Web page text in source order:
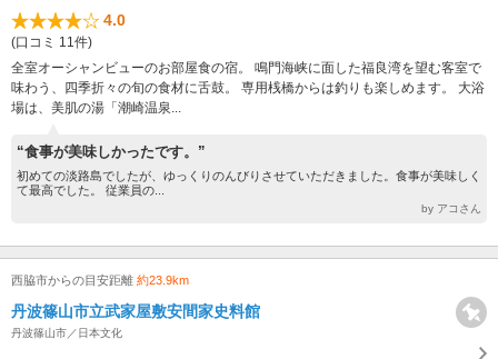
4.0
(口コミ 11件)
全室オーシャンビューのお部屋食の宿。 鳴門海峡に面した福良湾を望む客室で
味わう、四季折々の旬の食材に舌鼓。 専用桟橋からは釣りも楽しめます。 大浴
場は、美肌の湯「潮崎温泉...
“食事が美味しかったです。”
初めての淡路島でしたが、ゆっくりのんびりさせていただきました。食事が美味しく
て最高でした。 従業員の...
by アコさん
西脇市からの目安距離 約23.9km
丹波篠山市立武家屋敷安間家史料館
丹波篠山市／日本文化